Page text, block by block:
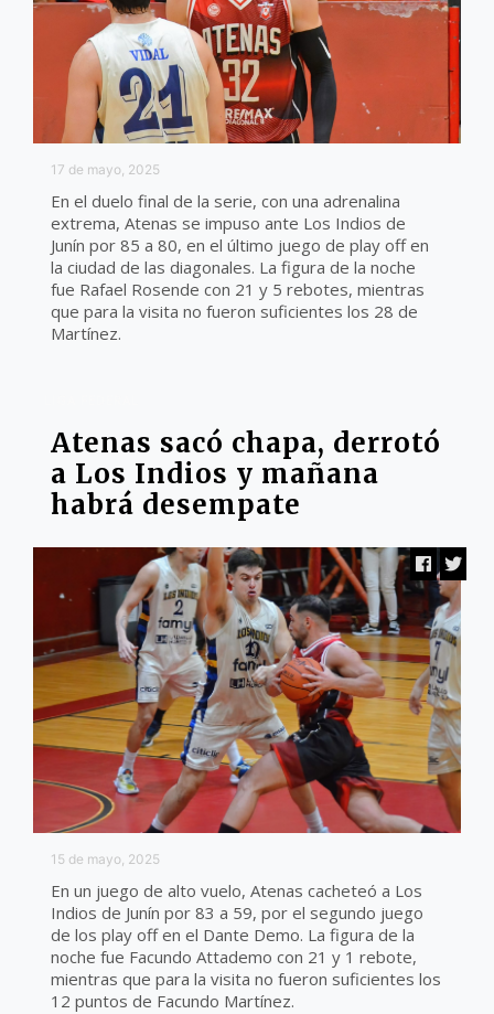
17 de mayo, 2025
En el duelo final de la serie, con una adrenalina
extrema, Atenas se impuso ante Los Indios de
Junín por 85 a 80, en el último juego de play off en
la ciudad de las diagonales. La figura de la noche
fue Rafael Rosende con 21 y 5 rebotes, mientras
que para la visita no fueron suficientes los 28 de
Martínez.
Atenas sacó chapa, derrotó
a Los Indios y mañana
habrá desempate
15 de mayo, 2025
En un juego de alto vuelo, Atenas cacheteó a Los
Indios de Junín por 83 a 59, por el segundo juego
de los play off en el Dante Demo. La figura de la
noche fue Facundo Attademo con 21 y 1 rebote,
mientras que para la visita no fueron suficientes los
12 puntos de Facundo Martínez.